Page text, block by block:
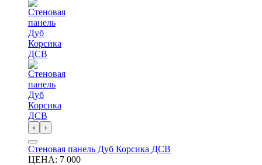
‹ ›
Стеновая панель Дуб Корсика ДСВ
ЦЕНА: 7 000